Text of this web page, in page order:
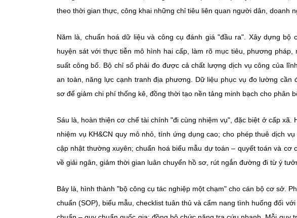
theo thời gian thực, công khai những chỉ tiêu liên quan người dân, doanh
Năm là, chuẩn hoá dữ liệu và công cụ đánh giá "đầu ra". Xây dựng
huyện sát với thực tiễn mô hình hai cấp, làm rõ mục tiêu, phương
suất công bố. Bộ chỉ số phải đo được cả chất lượng dịch vụ công của
an toàn, năng lực cạnh tranh địa phương. Dữ liệu phục vụ đo lường
sơ để giảm chi phí thống kê, đồng thời tạo nền tảng minh bạch cho phân
Sáu là, hoàn thiện cơ chế tài chính "đi cùng nhiệm vụ", đặc biệt ở cấp
nhiệm vụ KH&CN quy mô nhỏ, tính ứng dụng cao; cho phép thuê dịch
cập nhật thường xuyên; chuẩn hoá biểu mẫu dự toán – quyết toán và cơ
về giải ngân, giảm thời gian luân chuyển hồ sơ, rút ngắn đường đi từ ý
Bảy là, hình thành "bộ công cụ tác nghiệp một chạm" cho cán bộ cơ sở.
chuẩn (SOP), biểu mẫu, checklist tuân thủ và cẩm nang tình huống đối